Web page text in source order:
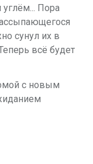
Пора
сунул их в
всё будет
с новым